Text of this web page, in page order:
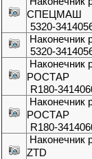
СПЕЦМАШ
5320-
Наконечник
5320-
Наконечник
РОСТАР
R180-
Наконечник
РОСТАР
R180-
Наконечник
ZTD